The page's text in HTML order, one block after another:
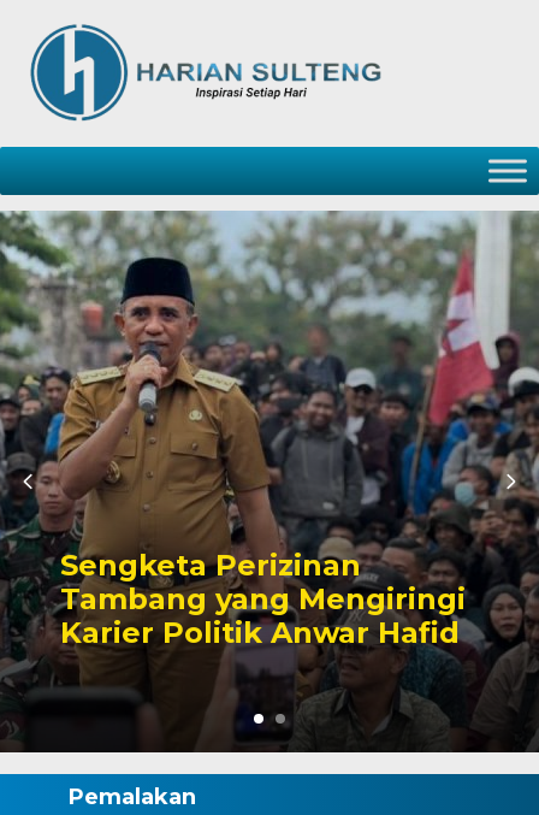
Sengketa Perizinan
Tambang yang Mengiringi
Karier Politik Anwar Hafid
Pemalakan